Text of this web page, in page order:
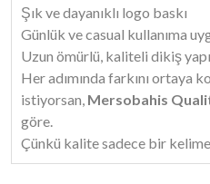
Şık ve dayanıklı logo baskı
Günlük ve casual kullanıma
Uzun ömürlü, kaliteli dikiş
Her adımında farkını ortaya
istiyorsan, Mersobahis
göre.
Çünkü kalite sadece bir